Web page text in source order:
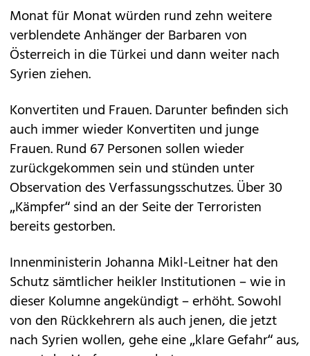
Monat für Monat würden rund zehn weitere
verblendete Anhänger der Barbaren von
Österreich in die Türkei und dann weiter nach
Syrien ziehen.
Konvertiten und Frauen. Darunter befinden sich
auch immer wieder Konvertiten und junge
Frauen. Rund 67 Personen sollen wieder
zurückgekommen sein und stünden unter
Observation des Verfassungsschutzes. Über 30
„Kämpfer“ sind an der Seite der Terroristen
bereits gestorben.
Innenministerin Johanna Mikl-Leitner hat den
Schutz sämtlicher heikler Institutionen – wie in
dieser Kolumne angekündigt – erhöht. Sowohl
von den Rückkehrern als auch jenen, die jetzt
nach Syrien wollen, gehe eine „klare Gefahr“ aus,